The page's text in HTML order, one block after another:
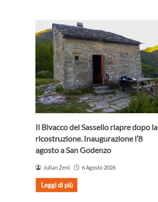
Il Bivacco del Sassello riapre dopo la
ricostruzione. Inaugurazione l’8
agosto a San Godenzo
Julian Zeni 6 Agosto 2026
Leggi di più